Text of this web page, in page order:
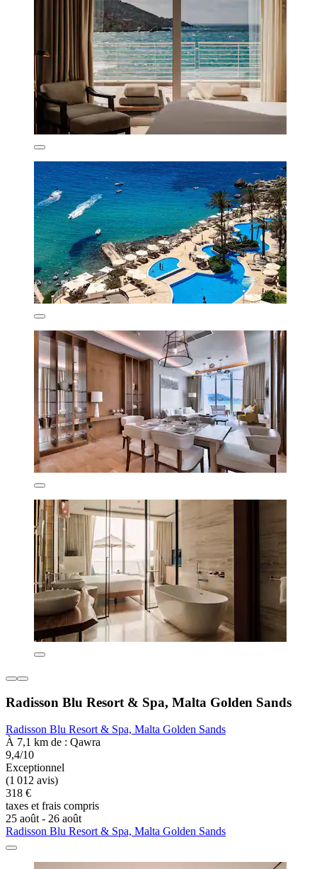
Radisson Blu Resort & Spa, Malta Golden Sands
Radisson Blu Resort & Spa, Malta Golden Sands
À 7,1 km de : Qawra
9,4/10
Exceptionnel
(1 012 avis)
318 €
taxes et frais compris
25 août - 26 août
Radisson Blu Resort & Spa, Malta Golden Sands